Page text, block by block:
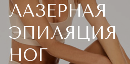
ЛАЗЕРНАЯ
ЭПИЛЯЦИЯ
НОГ